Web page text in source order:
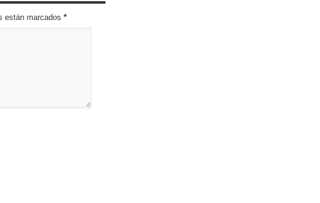
están marcados *